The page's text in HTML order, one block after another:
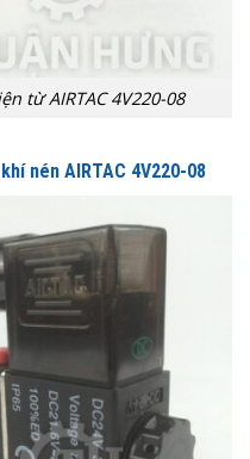
từ AIRTAC 4V220-08
nén AIRTAC 4V220-08